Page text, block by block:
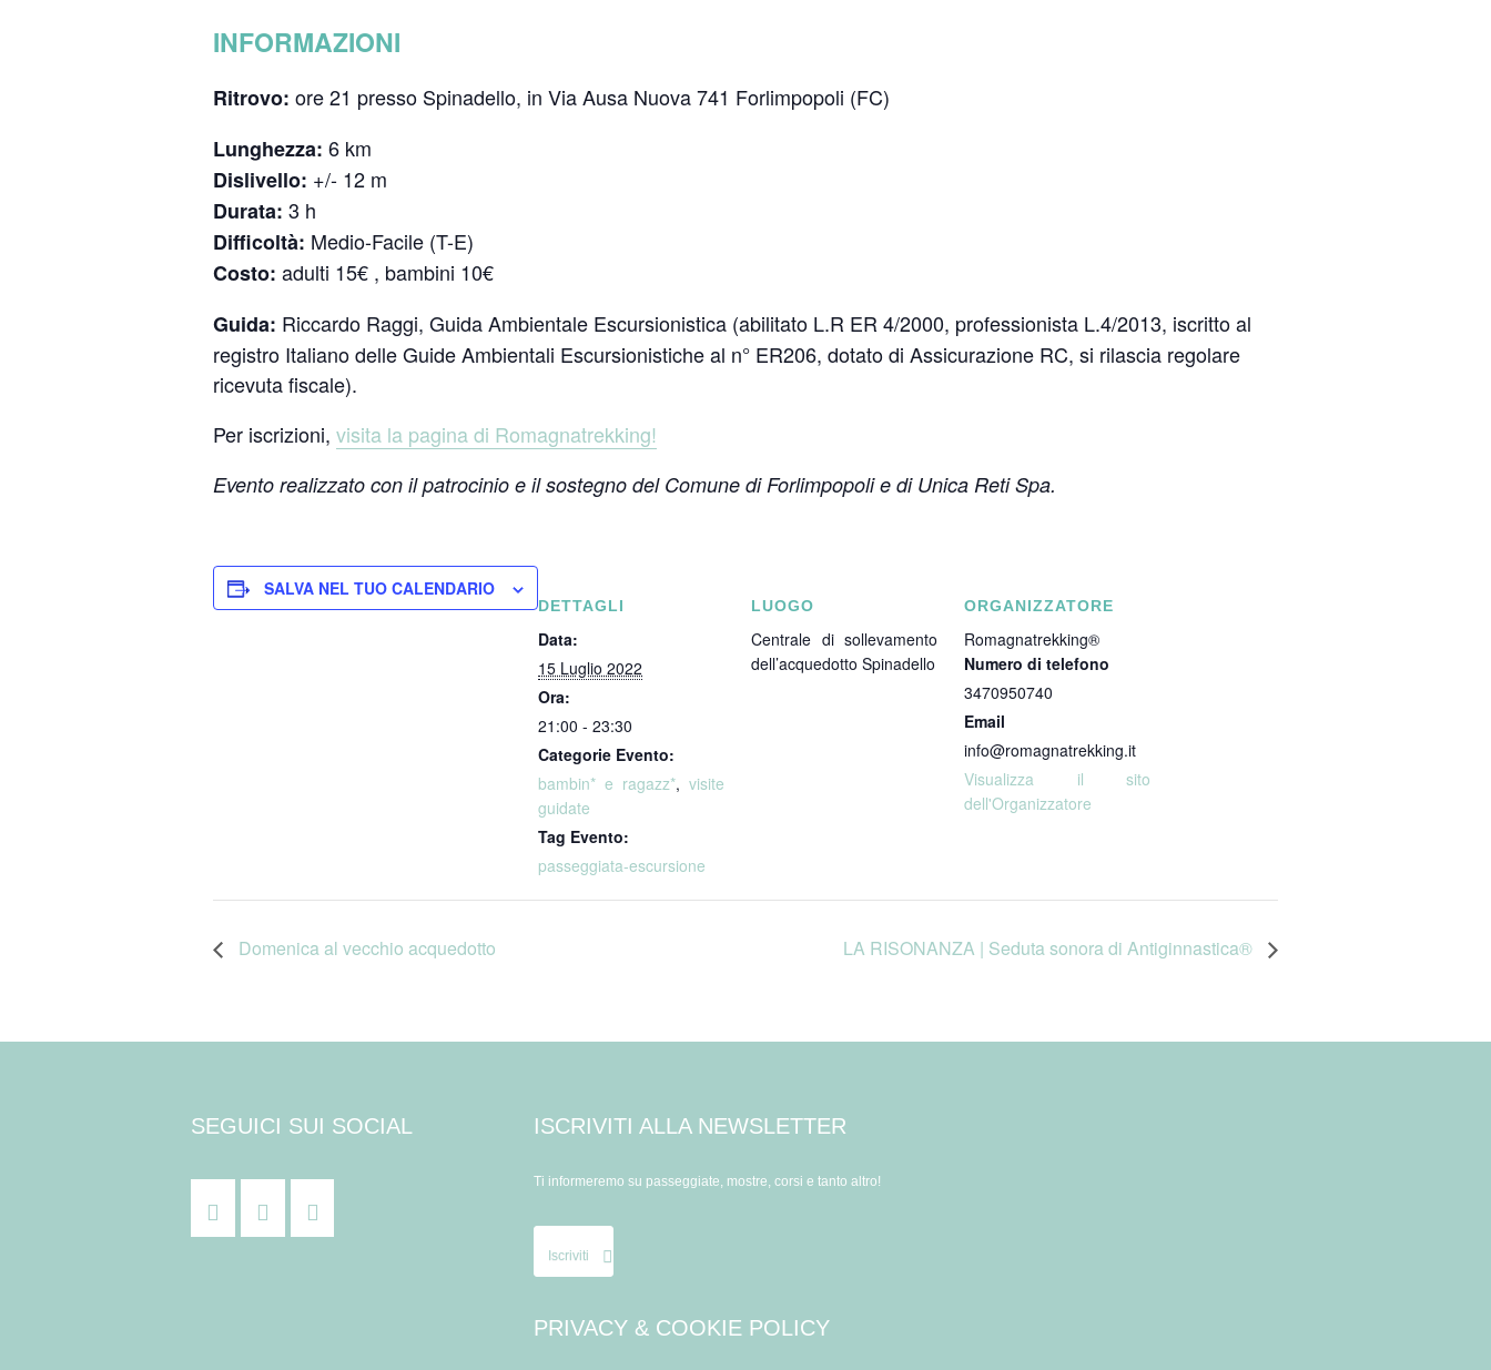
INFORMAZIONI
Ritrovo: ore 21 presso Spinadello, in Via Ausa Nuova 741 Forlimpopoli (FC)
Lunghezza: 6 km
Dislivello: +/- 12 m
Durata: 3 h
Difficoltà: Medio-Facile (T-E)
Costo: adulti 15€ , bambini 10€
Guida: Riccardo Raggi, Guida Ambientale Escursionistica (abilitato L.R ER 4/2000, professionista L.4/2013, iscritto al
registro Italiano delle Guide Ambientali Escursionistiche al n° ER206, dotato di Assicurazione RC, si rilascia regolare
ricevuta fiscale).
Per iscrizioni, visita la pagina di Romagnatrekking!
Evento realizzato con il patrocinio e il sostegno del Comune di Forlimpopoli e di Unica Reti Spa.
SALVA NEL TUO CALENDARIO
DETTAGLI
Data:
15 Luglio 2022
Ora:
21:00 - 23:30
Categorie Evento:
bambin* e ragazz*, visite
guidate
Tag Evento:
passeggiata-escursione
LUOGO
Centrale di sollevamento
dell’acquedotto Spinadello
ORGANIZZATORE
Romagnatrekking®
Numero di telefono
3470950740
Email
info@romagnatrekking.it
Visualizza il sito
dell'Organizzatore
Domenica al vecchio acquedotto LA RISONANZA | Seduta sonora di Antiginnastica®
SEGUICI SUI SOCIAL ISCRIVITI ALLA NEWSLETTER
Ti informeremo su passeggiate, mostre, corsi e tanto altro!
Iscriviti
PRIVACY & COOKIE POLICY